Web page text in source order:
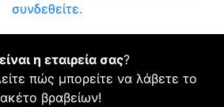
συνδεθείτε.
η εταιρεία σας?
πώς μπορείτε να λάβετε το
βραβείων!